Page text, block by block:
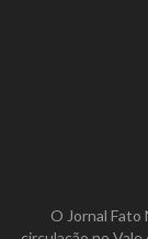
O Jornal Fato